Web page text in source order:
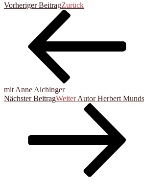
Vorheriger BeitragZurück
mit Anne Aichinger
Nächster BeitragWeiter Autor Herbert